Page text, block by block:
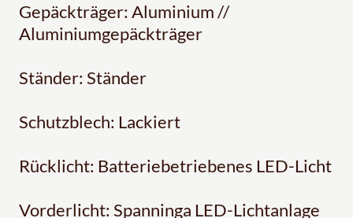
Gepäckträger: Aluminium //
Aluminiumgepäckträger
Ständer: Ständer
Schutzblech: Lackiert
Rücklicht: Batteriebetriebenes LED-Licht
Vorderlicht: Spanninga LED-Lichtanlage